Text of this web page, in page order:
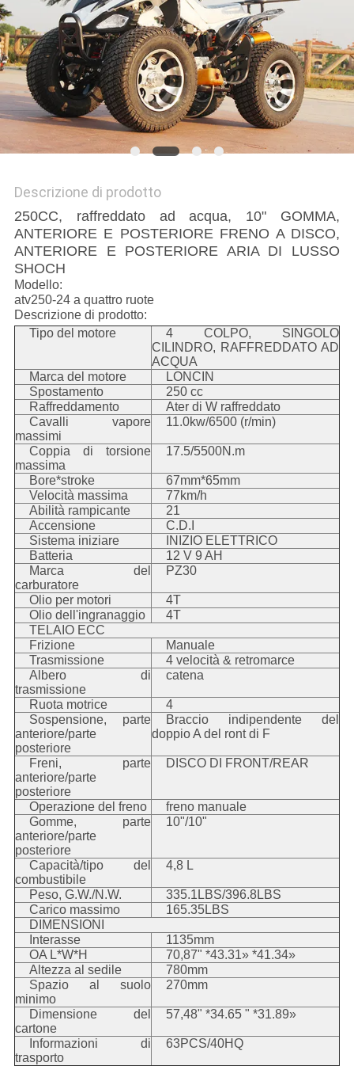
Descrizione di prodotto
250CC, raffreddato ad acqua, 10" GOMMA,
ANTERIORE E POSTERIORE FRENO A DISCO,
ANTERIORE E POSTERIORE ARIA DI LUSSO
SHOCH
Modello:
atv250-24 a quattro ruote
Descrizione di prodotto:
Tipo del motore
4 COLPO, SINGOLO
CILINDRO, RAFFREDDATO AD
ACQUA
Marca del motore
LONCIN
Spostamento
250 cc
Raffreddamento
Ater di W raffreddato
Cavalli vapore
massimi
11.0kw/6500 (r/min)
Coppia di torsione
massima
17.5/5500N.m
Bore*stroke
67mm*65mm
Velocità massima
77km/h
Abilità rampicante
21
Accensione
C.D.I
Sistema iniziare
INIZIO ELETTRICO
Batteria
12 V 9 AH
Marca del
carburatore
PZ30
Olio per motori
4T
Olio dell'ingranaggio
4T
TELAIO ECC
Frizione
Manuale
Trasmissione
4 velocità & retromarce
Albero di
trasmissione
catena
Ruota motrice
4
Sospensione, parte
anteriore/parte
posteriore
Braccio indipendente del
doppio A del ront di F
Freni, parte
anteriore/parte
posteriore
DISCO DI FRONT/REAR
Operazione del freno
freno manuale
Gomme, parte
anteriore/parte
posteriore
10"/10"
Capacità/tipo del
combustibile
4,8 L
Peso, G.W./N.W.
335.1LBS/396.8LBS
Carico massimo
165.35LBS
DIMENSIONI
Interasse
1135mm
OA L*W*H
70,87" *43.31» *41.34»
Altezza al sedile
780mm
Spazio al suolo
minimo
270mm
Dimensione del
cartone
57,48" *34.65 " *31.89»
Informazioni di
trasporto
63PCS/40HQ